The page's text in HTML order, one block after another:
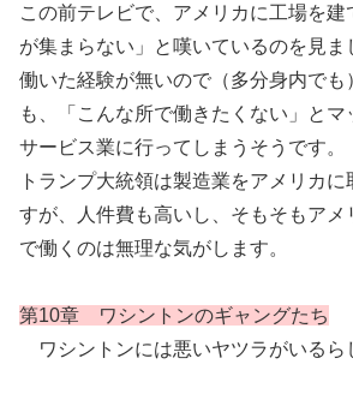
この前テレビで、アメリカに工場を建
が集まらない」と嘆いているのを見
働いた経験が無いので（多分身内でも
も、「こんな所で働きたくない」と
サービス業に行ってしまうそうです。
トランプ大統領は製造業をアメリカ
すが、人件費も高いし、そもそもアメ
で働くのは無理な気がします。
第10章 ワシントンのギャングたち
ワシントンには悪いヤツラがいるら